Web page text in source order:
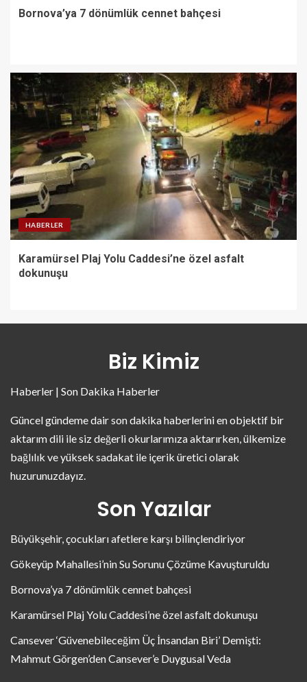
Bornova’ya 7 dönümlük cennet bahçesi
HABERLER
Karamürsel Plaj Yolu Caddesi’ne özel asfalt
dokunuşu
Biz Kimiz
Haberler | Son Dakika Haberler
Güncel gündeme dair son dakika haberlerini en objektif bir
aktarım dili ile siz değerli okurlarımıza aktarırken, ülkemize
bağlılık ve yüksek sadakat ile içerik üretici olarak
huzurunuzdayız.
Son Yazılar
Büyükşehir, çocukları afetlere karşı bilinçlendiriyor
Gökeyüp Mahallesi’nin Su Sorunu Çözüme Kavuşturuldu
Bornova’ya 7 dönümlük cennet bahçesi
Karamürsel Plaj Yolu Caddesi’ne özel asfalt dokunuşu
Cansever ‘Güvenebileceğim Üç İnsandan Biri’ Demişti:
Mahmut Görgen’den Cansever’e Duygusal Veda